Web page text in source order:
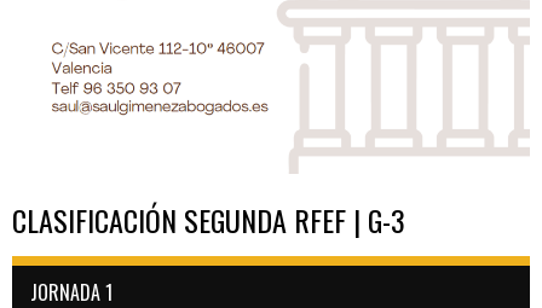
CLASIFICACIÓN SEGUNDA RFEF | G-3
JORNADA 1